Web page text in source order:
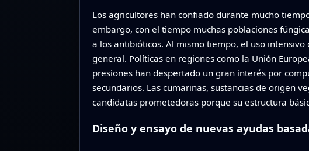
Los agricultores han confiado durante mucho
embargo, con el tiempo muchas poblaciones
a los antibióticos. Al mismo tiempo, el uso
general. Políticas en regiones como la Unión
presiones han despertado un gran interés por
secundarios. Las cumarinas, sustancias de origen
candidatas prometedoras porque su estructura
Diseño y ensayo de nuevas ayudas